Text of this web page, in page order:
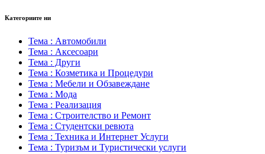
Категориите ни
Тема : Автомобили
Тема : Аксесоари
Тема : Други
Тема : Козметика и Процедури
Тема : Мебели и Обзавеждане
Тема : Мода
Тема : Реализация
Тема : Строителство и Ремонт
Тема : Студентски ревюта
Тема : Техника и Интернет Услуги
Тема : Туризъм и Туристически услуги